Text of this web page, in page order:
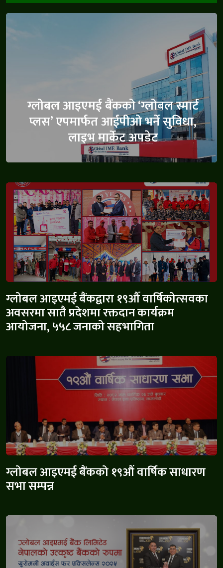
ग्लोबल आइएमई बैंकको ‘ग्लोबल स्मार्ट
प्लस’ एपमार्फत आईपीओ भर्ने सुविधा,
लाइभ मार्केट अपडेट
ग्लोबल आइएमई बैंकद्वारा १९औँ वार्षिकोत्सवका
अवसरमा सातै प्रदेशमा रक्तदान कार्यक्रम
आयोजना, ५५८ जनाको सहभागिता
ग्लोबल आइएमई बैंकको १९औं वार्षिक साधारण
सभा सम्पन्न